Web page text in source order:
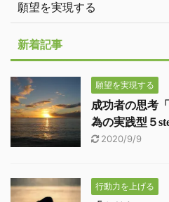
願望を実現する
新着記事
願望を実現する
成功者の思考
為の実践型５
2020/9/9
行動力を上げる